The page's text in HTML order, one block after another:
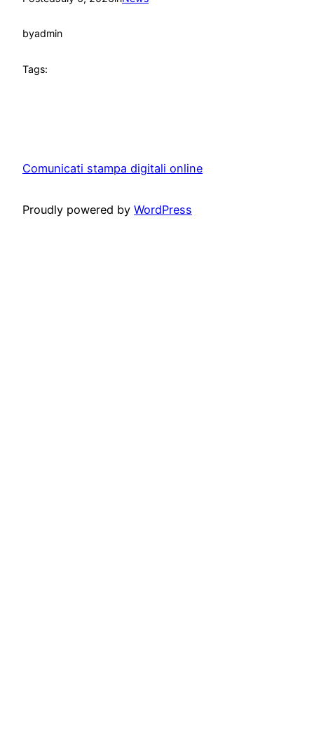
byadmin
Tags:
Comunicati stampa digitali online
Proudly powered by WordPress